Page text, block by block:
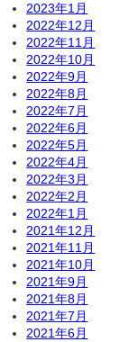
2023年1月
2022年12月
2022年11月
2022年10月
2022年9月
2022年8月
2022年7月
2022年6月
2022年5月
2022年4月
2022年3月
2022年2月
2022年1月
2021年12月
2021年11月
2021年10月
2021年9月
2021年8月
2021年7月
2021年6月